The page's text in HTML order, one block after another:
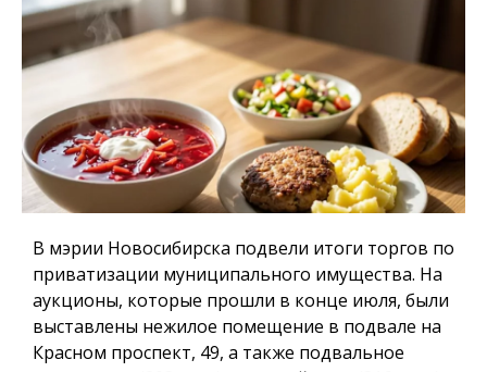
В мэрии Новосибирска подвели итоги торгов по
приватизации муниципального имущества. На
аукционы, которые прошли в конце июля, были
выставлены нежилое помещение в подвале на
Красном проспект, 49, а также подвальное